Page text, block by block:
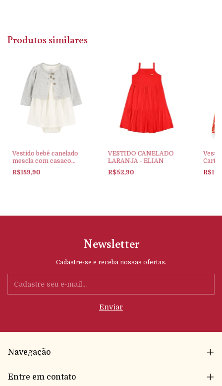
Produtos similares
Vestido bebê canelado
mescla com casaco
multicor | Carter's
R$189,90
VESTIDO CANELADO
LARANJA - ELIAN
R$52,90
Newsletter
Cadastre-se e receba nossas ofertas.
Navegação
Entre em contato